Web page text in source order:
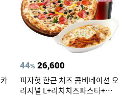
44% 26,600
피자헛 한근 치즈 콤비네이션 오
리지널 L+리치치즈파스타+콜